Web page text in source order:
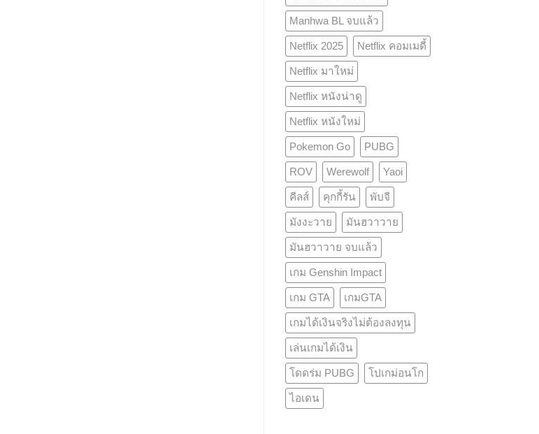
Manhwa BL จบแล้ว
Netflix 2025 Netflix คอมเมดี้
Netflix มาใหม่
Netflix หนังน่าดู
Netflix หนังใหม่
Pokemon Go PUBG
ROV Werewolf Yaoi
คีลส์ คุกกี้รัน พับจี
มังงะวาย มันฮวาวาย
มันฮวาวาย จบแล้ว
เกม Genshin Impact
เกม GTA เกมGTA
เกมได้เงินจริงไม่ต้องลงทุน
เล่นเกมได้เงิน
โดดร่ม PUBG โปเกม่อนโก
ไอเดน